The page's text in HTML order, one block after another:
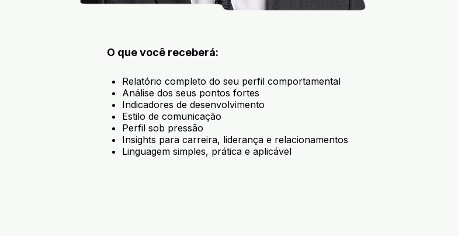
O que você receberá:
Relatório completo do seu perfil comportamental
Análise dos seus pontos fortes
Indicadores de desenvolvimento
Estilo de comunicação
Perfil sob pressão
Insights para carreira, liderança e relacionamentos
Linguagem simples, prática e aplicável